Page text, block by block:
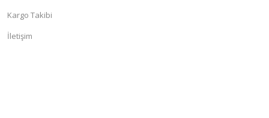
Kargo Takibi
İletişim